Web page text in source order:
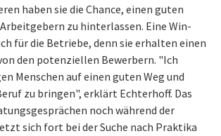
haben sie die Chance, einen guten
zu hinterlassen. Eine Win-
für die Betriebe, denn sie erhalten einen
den potenziellen Bewerbern. "Ich
Menschen auf einen guten Weg und
zu bringen", erklärt Echterhoff. Das
noch während der
sich fort bei der Suche nach Praktika